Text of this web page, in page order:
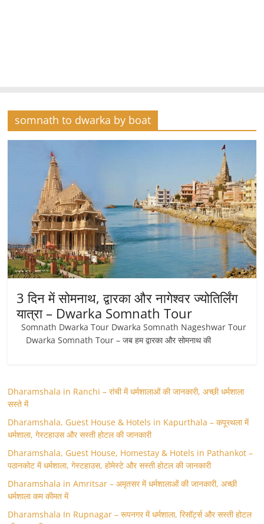
somnath to dwarka by boat
3 दिन में सोमनाथ, द्वारका और नागेश्वर ज्योतिर्लिंग
यात्रा – Dwarka Somnath Tour
Somnath Dwarka Tour Dwarka Somnath Nageshwar Tour
Dwarka Somnath Tour – जब हम द्वारका और सोमनाथ की
Dharamshala in Ranchi – रांची में धर्मशालाओं की जानकारी, अच्छी धर्मशाला
सस्ते में
Dharamshala, Guest House & Hotels in Kapurthala – कपूरथला में
धर्मशाला, गेस्टहाउस और सस्ती होटल की जानकारी
Dharamshala, Guest House, Homestay & Hotels in Pathankot –
पठानकोट में धर्मशाला, गेस्टहाउस, होमेस्टे और सस्ती होटल की जानकारी
Dharamshala in Amritsar – अमृतसर में धर्मशालाओं की जानकारी, अच्छी
धर्मशाला कम कीमत में
Dharamshala In Rupnagar – रूपनगर में धर्मशाला, रिसॉर्ट्स और सस्ती होटल